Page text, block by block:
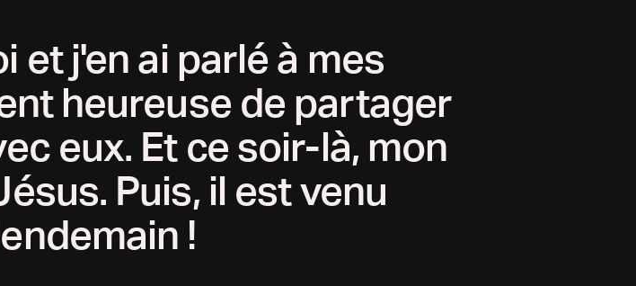
et j'en ai parlé à mes
heureuse de partager
eux. Et ce soir-là, mon
Puis, il est venu
!